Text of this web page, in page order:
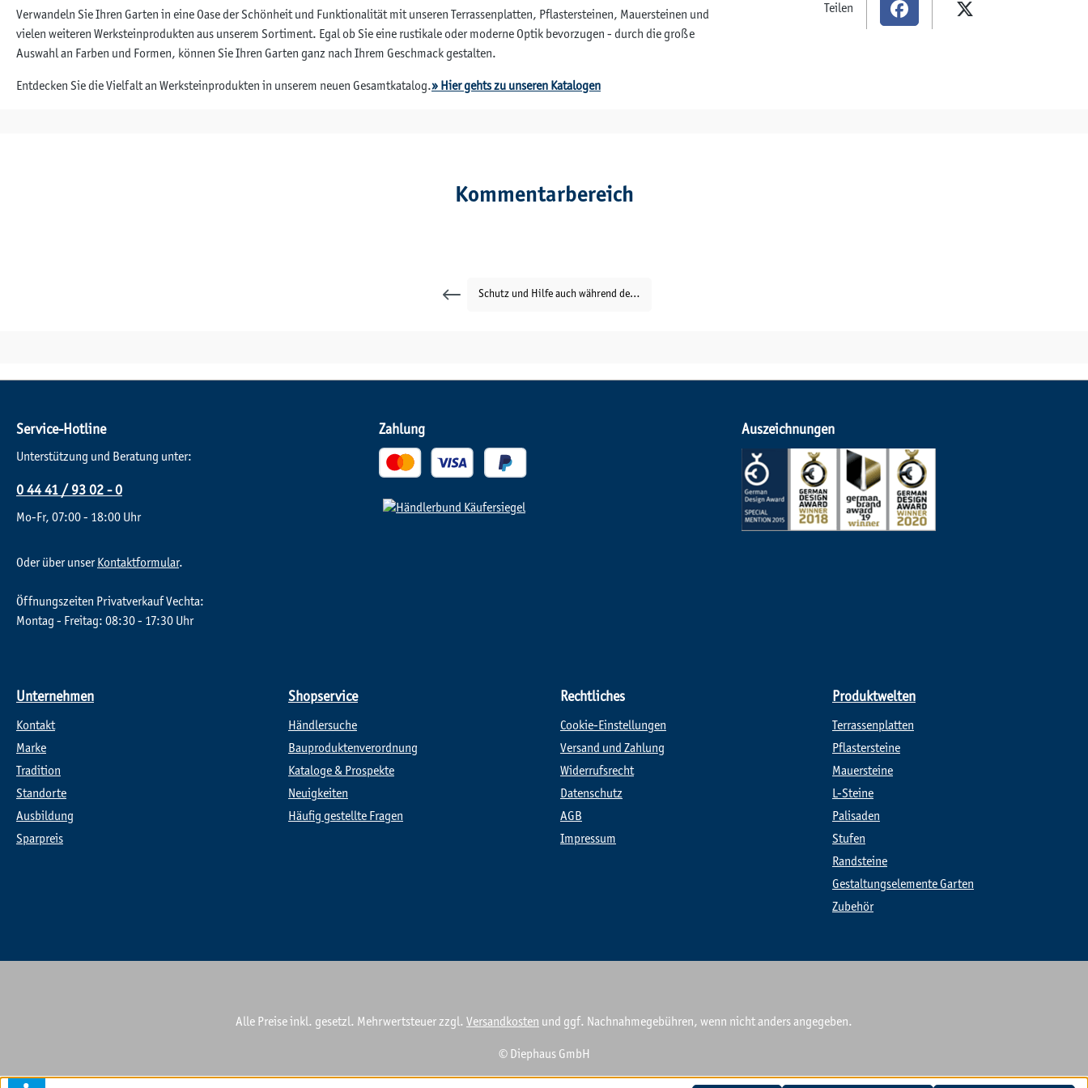
Verwandeln Sie Ihren Garten in eine Oase der Schönheit und Funktionalität mit unseren Terrassenplatten, Pflastersteinen, Mauersteinen und
vielen weiteren Werksteinprodukten aus unserem Sortiment. Egal ob Sie eine rustikale oder moderne Optik bevorzugen - durch die große
Auswahl an Farben und Formen, können Sie Ihren Garten ganz nach Ihrem Geschmack gestalten.
Entdecken Sie die Vielfalt an Werksteinprodukten in unserem neuen Gesamtkatalog.» Hier gehts zu unseren Katalogen
Teilen
Kommentarbereich
Schutz und Hilfe auch während der Arbeitszeit
Service-Hotline
Unterstützung und Beratung unter:
0 44 41 / 93 02 - 0
Mo-Fr, 07:00 - 18:00 Uhr
Oder über unser Kontaktformular.
Öffnungszeiten Privatverkauf Vechta:
Montag - Freitag: 08:30 - 17:30 Uhr
Zahlung Auszeichnungen
Unternehmen
Kontakt
Marke
Tradition
Standorte
Ausbildung
Sparpreis
Shopservice
Händlersuche
Bauproduktenverordnung
Kataloge & Prospekte
Neuigkeiten
Häufig gestellte Fragen
Rechtliches
Cookie-Einstellungen
Versand und Zahlung
Widerrufsrecht
Datenschutz
AGB
Impressum
Produktwelten
Terrassenplatten
Pflastersteine
Mauersteine
L-Steine
Palisaden
Stufen
Randsteine
Gestaltungselemente Garten
Zubehör
Alle Preise inkl. gesetzl. Mehrwertsteuer zzgl. Versandkosten und ggf. Nachnahmegebühren, wenn nicht anders angegeben.
© Diephaus GmbH